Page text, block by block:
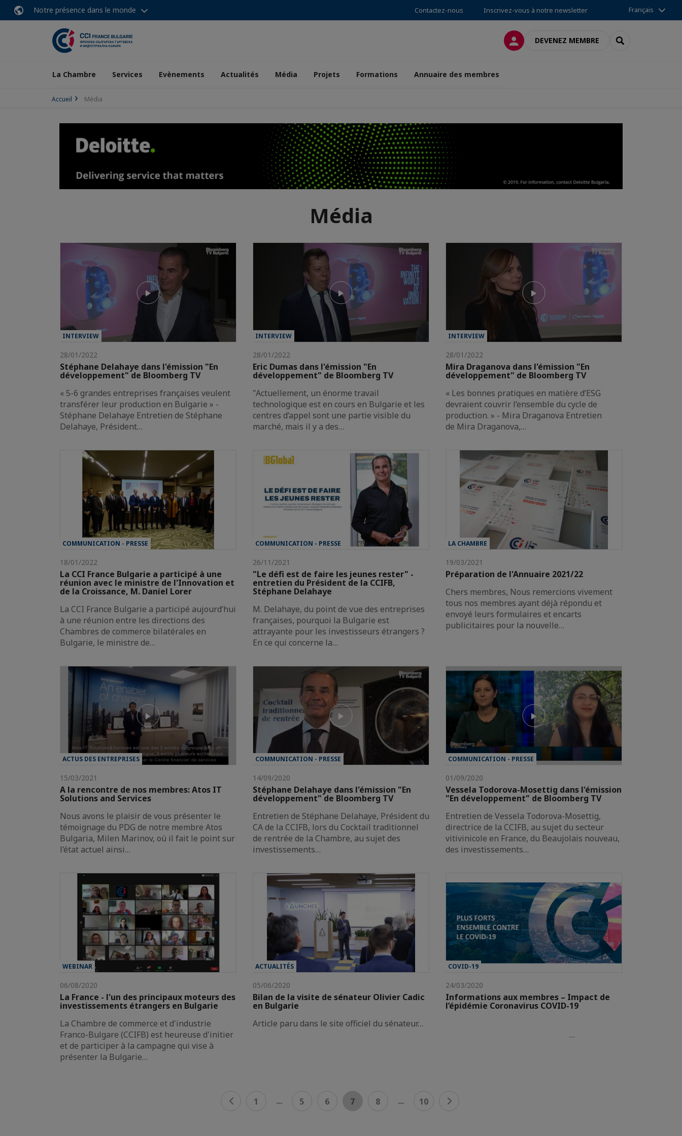
Notre présence dans le monde Contactez-nous Inscrivez-vous à notre newsletter Français
CONNEXIONDEVENEZ MEMBRE RECHERCHER
La Chambre Services Evènements Actualités Média Projets Formations Annuaire des membres
Accueil Média
Média
INTERVIEW
28/01/2022
Stéphane Delahaye dans l'émission "En
développement" de Bloomberg TV
« 5-6 grandes entreprises françaises veulent
transférer leur production en Bulgarie » -
Stéphane Delahaye Entretien de Stéphane
Delahaye, Président…
INTERVIEW
28/01/2022
Eric Dumas dans l'émission "En
développement" de Bloomberg TV
"Actuellement, un énorme travail
technologique est en cours en Bulgarie et les
centres d’appel sont une partie visible du
marché, mais il y a des…
INTERVIEW
28/01/2022
Mira Draganova dans l'émission "En
développement" de Bloomberg TV
« Les bonnes pratiques en matière d’ESG
devraient couvrir l’ensemble du cycle de
production. » - Mira Draganova Entretien
de Mira Draganova,…
COMMUNICATION - PRESSE
18/01/2022
La CCI France Bulgarie a participé à une
réunion avec le ministre de l'Innovation et
de la Croissance, M. Daniel Lorer
La CCI France Bulgarie a participé aujourd’hui
à une réunion entre les directions des
Chambres de commerce bilatérales en
Bulgarie, le ministre de…
COMMUNICATION - PRESSE
26/11/2021
"Le défi est de faire les jeunes rester" -
entretien du Président de la CCIFB,
Stéphane Delahaye
M. Delahaye, du point de vue des entreprises
françaises, pourquoi la Bulgarie est
attrayante pour les investisseurs étrangers ?
En ce qui concerne la…
LA CHAMBRE
19/03/2021
Préparation de l'Annuaire 2021/22
Chers membres, Nous remercions vivement
tous nos membres ayant déjà répondu et
envoyé leurs formulaires et encarts
publicitaires pour la nouvelle…
ACTUS DES ENTREPRISES
15/03/2021
A la rencontre de nos membres: Atos IT
Solutions and Services
Nous avons le plaisir de vous présenter le
témoignage du PDG de notre membre Atos
Bulgaria, Milen Marinov, où il fait le point sur
l’état actuel ainsi…
COMMUNICATION - PRESSE
14/09/2020
Stéphane Delahaye dans l'émission "En
développement" de Bloomberg TV
Entretien de Stéphane Delahaye, Président du
CA de la CCIFB, lors du Cocktail traditionnel
de rentrée de la Chambre, au sujet des
investissements…
COMMUNICATION - PRESSE
01/09/2020
Vessela Todorova-Mosettig dans l'émission
"En développement" de Bloomberg TV
Entretien de Vessela Todorova-Mosettig,
directrice de la CCIFB, au sujet du secteur
vitivinicole en France, du Beaujolais nouveau,
des investissements…
WEBINAR
06/08/2020
La France - l'un des principaux moteurs des
investissements étrangers en Bulgarie
La Chambre de commerce et d'industrie
Franco-Bulgare (CCIFB) est heureuse d'initier
et de participer à la campagne qui vise à
présenter la Bulgarie…
ACTUALITÉS
05/06/2020
Bilan de la visite de sénateur Olivier Cadic
en Bulgarie
Article paru dans le site officiel du sénateur…
COVID-19
24/03/2020
Informations aux membres – Impact de
l’épidémie Coronavirus COVID-19
…
1 ... 5 6 7 8 ... 10